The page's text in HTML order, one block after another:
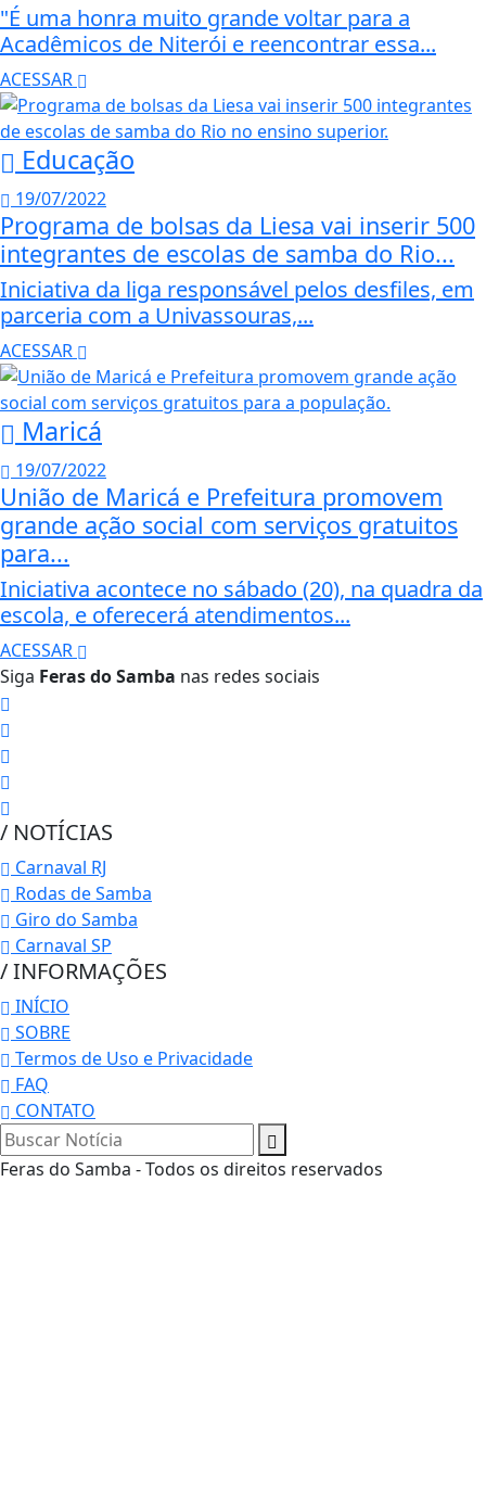
"É uma honra muito grande voltar para a
Acadêmicos de Niterói e reencontrar essa...
ACESSAR
Educação
19/07/2022
Programa de bolsas da Liesa vai inserir 500
integrantes de escolas de samba do Rio...
Iniciativa da liga responsável pelos desfiles, em
parceria com a Univassouras,...
ACESSAR
Maricá
19/07/2022
União de Maricá e Prefeitura promovem
grande ação social com serviços gratuitos
para...
Iniciativa acontece no sábado (20), na quadra da
escola, e oferecerá atendimentos...
ACESSAR
Siga Feras do Samba nas redes sociais
/ NOTÍCIAS
Carnaval RJ
Rodas de Samba
Giro do Samba
Carnaval SP
/ INFORMAÇÕES
INÍCIO
SOBRE
Termos de Uso e Privacidade
FAQ
CONTATO
Feras do Samba - Todos os direitos reservados